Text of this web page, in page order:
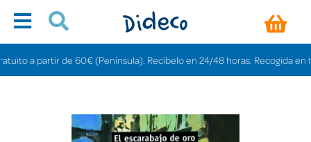
a partir de 60€ (Península). Recíbelo en 24/48 horas. Recogida en